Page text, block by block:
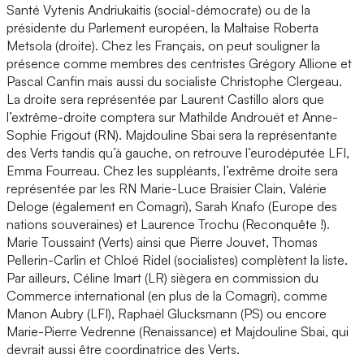
Santé Vytenis Andriukaitis (social-démocrate) ou de la
présidente du Parlement européen, la Maltaise Roberta
Metsola (droite). Chez les Français, on peut souligner la
présence comme membres des centristes Grégory Allione et
Pascal Canfin mais aussi du socialiste Christophe Clergeau.
La droite sera représentée par Laurent Castillo alors que
l’extrême-droite comptera sur Mathilde Androuët et Anne-
Sophie Frigout (RN). Majdouline Sbai sera la représentante
des Verts tandis qu’à gauche, on retrouve l’eurodéputée LFI,
Emma Fourreau. Chez les suppléants, l’extrême droite sera
représentée par les RN Marie-Luce Braisier Clain, Valérie
Deloge (également en Comagri), Sarah Knafo (Europe des
nations souveraines) et Laurence Trochu (Reconquête !).
Marie Toussaint (Verts) ainsi que Pierre Jouvet, Thomas
Pellerin-Carlin et Chloé Ridel (socialistes) complètent la liste.
Par ailleurs, Céline Imart (LR) siègera en commission du
Commerce international (en plus de la Comagri), comme
Manon Aubry (LFI), Raphaël Glucksmann (PS) ou encore
Marie-Pierre Vedrenne (Renaissance) et Majdouline Sbai, qui
devrait aussi être coordinatrice des Verts.